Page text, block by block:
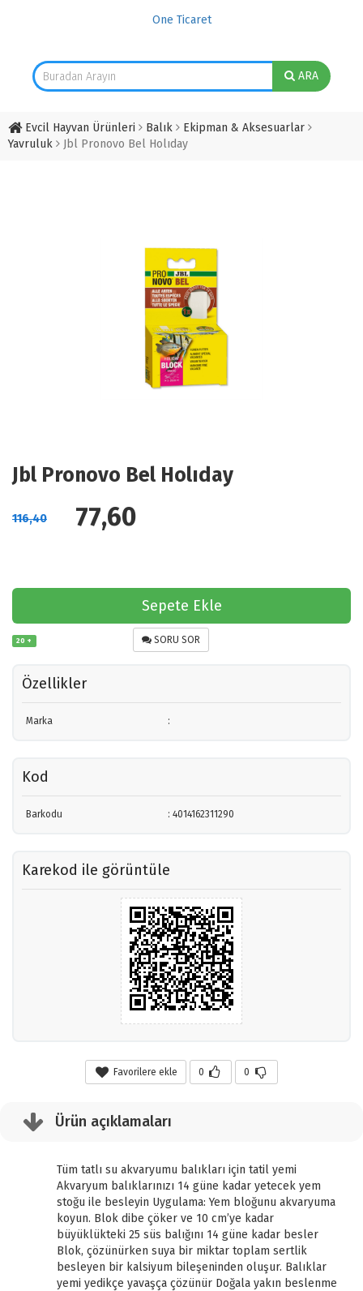
One Ticaret
ARA
Evcil Hayvan Ürünleri Balık
Ekipman & Aksesuarlar
Yavruluk
Jbl Pronovo Bel Holıday
Jbl Pronovo Bel Holıday
116,40 77,60
Sepete Ekle
20 + SORU SOR
Özellikler
Marka :
Kod
Barkodu : 4014162311290
Karekod ile görüntüle
Favorilere ekle 0 0
Ürün açıklamaları
Tüm tatlı su akvaryumu balıkları için tatil yemi
Akvaryum balıklarınızı 14 güne kadar yetecek yem
stoğu ile besleyin Uygulama: Yem bloğunu akvaryuma
koyun. Blok dibe çöker ve 10 cm’ye kadar
büyüklükteki 25 süs balığını 14 güne kadar besler
Blok, çözünürken suya bir miktar toplam sertlik
besleyen bir kalsiyum bileşeninden oluşur. Balıklar
yemi yedikçe yavaşça çözünür Doğala yakın beslenme